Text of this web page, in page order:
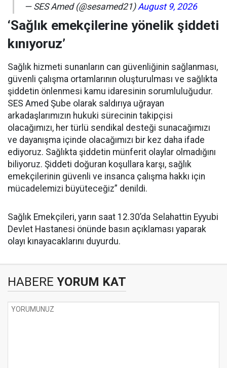
— SES Amed (@sesamed21)August 9, 2026
‘Sağlık emekçilerine yönelik şiddeti
kınıyoruz’
Sağlık hizmeti sunanların can güvenliğinin sağlanması,
güvenli çalışma ortamlarının oluşturulması ve sağlıkta
şiddetin önlenmesi kamu idaresinin sorumluluğudur.
SES Amed Şube olarak saldırıya uğrayan
arkadaşlarımızın hukuki sürecinin takipçisi
olacağımızı, her türlü sendikal desteği sunacağımızı
ve dayanışma içinde olacağımızı bir kez daha ifade
ediyoruz. Sağlıkta şiddetin münferit olaylar olmadığını
biliyoruz. Şiddeti doğuran koşullara karşı, sağlık
emekçilerinin güvenli ve insanca çalışma hakkı için
mücadelemizi büyüteceğiz” denildi.
Sağlık Emekçileri, yarın saat 12.30’da Selahattin Eyyubi
Devlet Hastanesi önünde basın açıklaması yaparak
olayı kınayacaklarını duyurdu.
HABERE YORUM KAT